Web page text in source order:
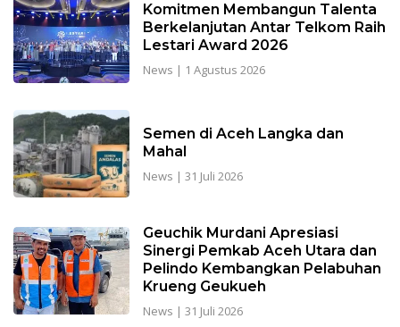
Komitmen Membangun Talenta
Berkelanjutan Antar Telkom Raih
Lestari Award 2026
News | 1 Agustus 2026
Semen di Aceh Langka dan
Mahal
News | 31 Juli 2026
Geuchik Murdani Apresiasi
Sinergi Pemkab Aceh Utara dan
Pelindo Kembangkan Pelabuhan
Krueng Geukueh
News | 31 Juli 2026